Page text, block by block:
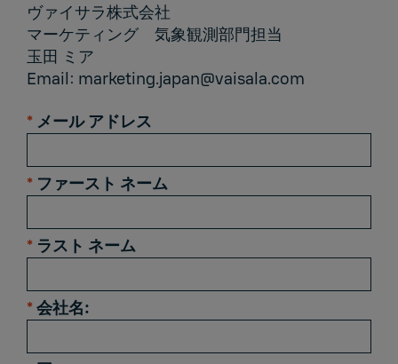
ヴァイサラ株式会社
マーケティング 気象観測部門担当
玉田 ミア
Email: marketing.japan@vaisala.com
* メール アドレス
* ファースト ネーム
* ラスト ネーム
* 会社名: